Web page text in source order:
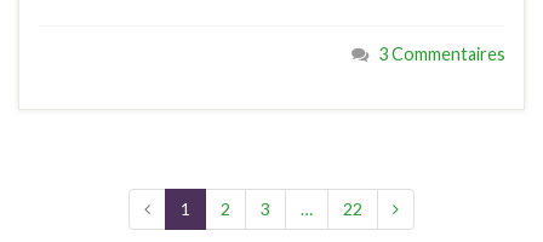
3 Commentaires
1 2 3 … 22